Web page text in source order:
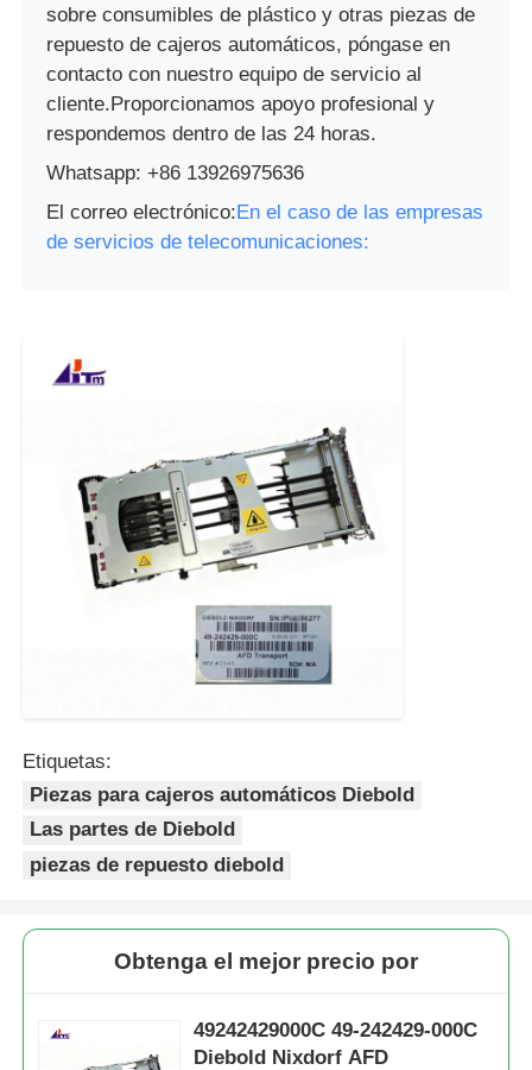
sobre consumibles de plástico y otras piezas de
repuesto de cajeros automáticos, póngase en
contacto con nuestro equipo de servicio al
cliente.Proporcionamos apoyo profesional y
respondemos dentro de las 24 horas.
Whatsapp: +86 13926975636
El correo electrónico:En el caso de las empresas
de servicios de telecomunicaciones:
Etiquetas:
Piezas para cajeros automáticos Diebold
Las partes de Diebold
piezas de repuesto diebold
Obtenga el mejor precio por
49242429000C 49-242429-000C
Diebold Nixdorf AFD